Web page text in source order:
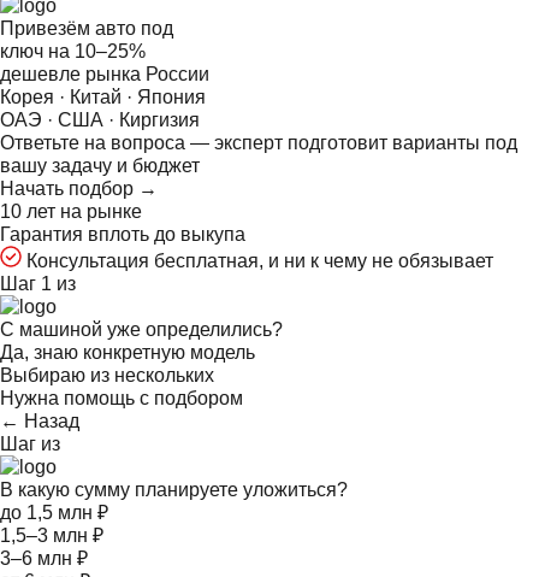
Привезём авто под
ключ на 10–25%
дешевле рынка России
Корея · Китай · Япония
ОАЭ · США · Киргизия
Ответьте на вопроса — эксперт подготовит варианты под
вашу задачу и бюджет
Начать подбор →
10 лет на рынке
Гарантия вплоть до выкупа
Консультация бесплатная, и ни к чему не обязывает
Шаг 1 из
С машиной уже определились?
Да, знаю конкретную модель
Выбираю из нескольких
Нужна помощь с подбором
← Назад
Шаг из
В какую сумму планируете уложиться?
до 1,5 млн ₽
1,5–3 млн ₽
3–6 млн ₽